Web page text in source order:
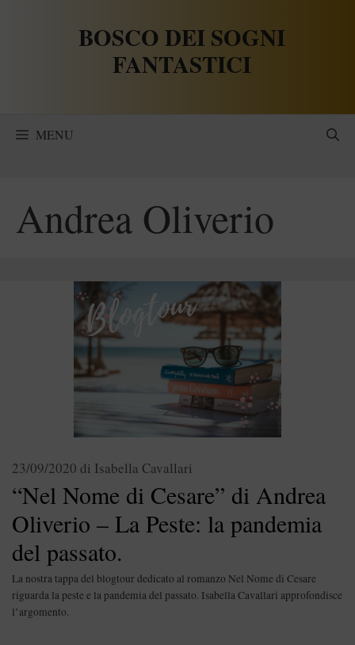
BOSCO DEI SOGNI
FANTASTICI
MENU
Andrea Oliverio
“Nel Nome di Cesare” di Andrea
Oliverio – La Peste: la pandemia
del passato.
23/09/2020 di Isabella Cavallari
La nostra tappa del blogtour dedicato al romanzo Nel Nome di Cesare
riguarda la peste e la pandemia del passato. Isabella Cavallari approfondisce
l’argomento.